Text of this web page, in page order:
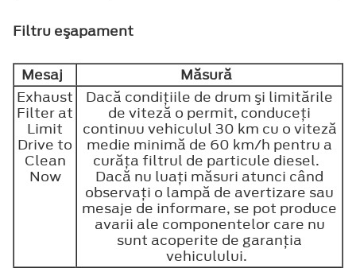
Filtru eşapament
Mesaj
Măsură
Exhaust
Filter at
Limit
Drive to
Clean
Now
Dacă condiţiile de drum şi limitările
de viteză o permit, conduceţi
continuu vehiculul 30 km cu o viteză
medie minimă de 60 km/h pentru a
curăţa filtrul de particule diesel.
Dacă nu luaţi măsuri atunci când
observaţi o lampă de avertizare sau
mesaje de informare, se pot produce
avarii ale componentelor care nu
sunt acoperite de garanţia
vehiculului.